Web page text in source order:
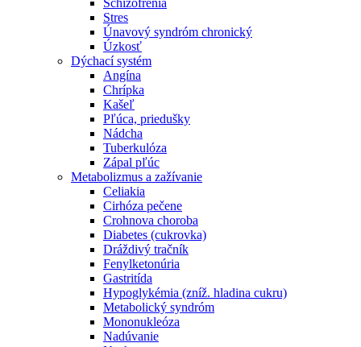
Stres
Únavový syndróm chronický
Úzkosť
Dýchací systém
Angína
Chrípka
Kašeľ
Pľúca, priedušky
Nádcha
Tuberkulóza
Zápal pľúc
Metabolizmus a zažívanie
Celiakia
Cirhóza pečene
Crohnova choroba
Diabetes (cukrovka)
Dráždivý tračník
Fenylketonúria
Gastritída
Hypoglykémia (zníž. hladina cukru)
Metabolický syndróm
Mononukleóza
Nadúvanie